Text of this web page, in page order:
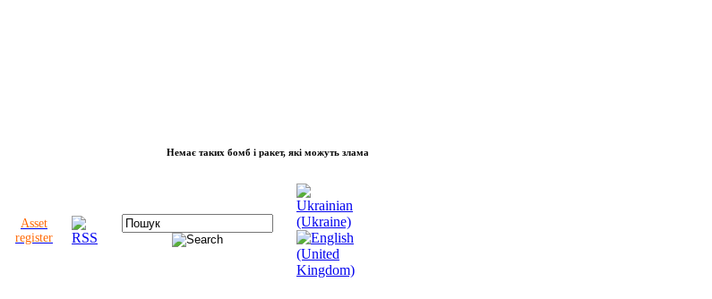
Немає таких бомб і ракет, які можуть зламати волю народу, - Президент України Володимир Зеленський
Asset
register